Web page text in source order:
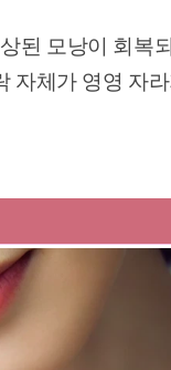
된 모낭이 회복
자체가 영영 자